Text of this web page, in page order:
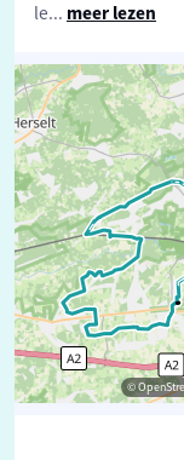
le... meer lezen
©